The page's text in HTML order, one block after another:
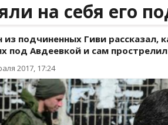
на себя его
из подчиненных Гиви рассказал,
под Авдеевкой и сам прострелил
2017, 17:24